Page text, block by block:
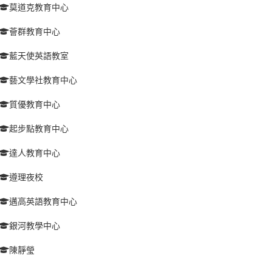
莫道克教育中心
薈群教育中心
藍天使英語教室
藝文學社教育中心
質優教育中心
起步點教育中心
達人教育中心
遵理夜校
邁高英語教育中心
銀河教學中心
陳靜瑩